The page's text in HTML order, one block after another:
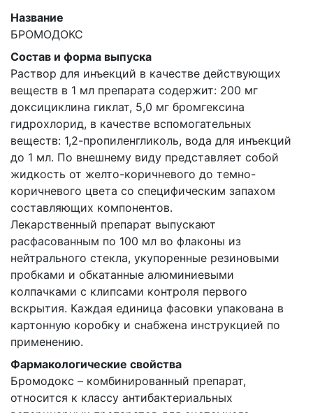
Название
БРОМОДОКС
Состав и форма выпуска
Раствор для инъекций в качестве действующих
веществ в 1 мл препарата содержит: 200 мг
доксициклина гиклат, 5,0 мг бромгексина
гидрохлорид, в качестве вспомогательных
веществ: 1,2-пропиленгликоль, вода для инъекций
до 1 мл. По внешнему виду представляет собой
жидкость от желто-коричневого до темно-
коричневого цвета со специфическим запахом
составляющих компонентов.
Лекарственный препарат выпускают
расфасованным по 100 мл во флаконы из
нейтрального стекла, укупоренные резиновыми
пробками и обкатанные алюминиевыми
колпачками с клипсами контроля первого
вскрытия. Каждая единица фасовки упакована в
картонную коробку и снабжена инструкцией по
применению.
Фармакологические свойства
Бромодокс – комбинированный препарат,
относится к классу антибактериальных